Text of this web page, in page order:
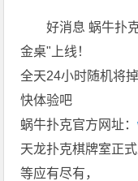
好消息 蜗牛扑
金桌"上线！
全天24小时随机将
快体验吧
蜗牛扑克官方网址：
天龙扑克棋牌室正
等应有尽有，